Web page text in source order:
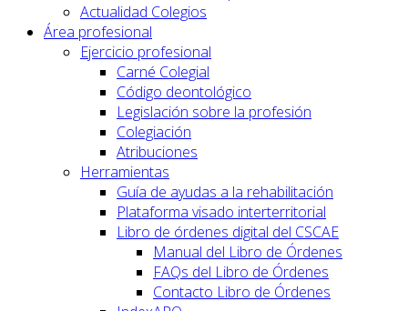
Actualidad Colegios
Área profesional
Ejercicio profesional
Carné Colegial
Código deontológico
Legislación sobre la profesión
Colegiación
Atribuciones
Herramientas
Guía de ayudas a la rehabilitación
Plataforma visado interterritorial
Libro de órdenes digital del CSCAE
Manual del Libro de Órdenes
FAQs del Libro de Órdenes
Contacto Libro de Órdenes